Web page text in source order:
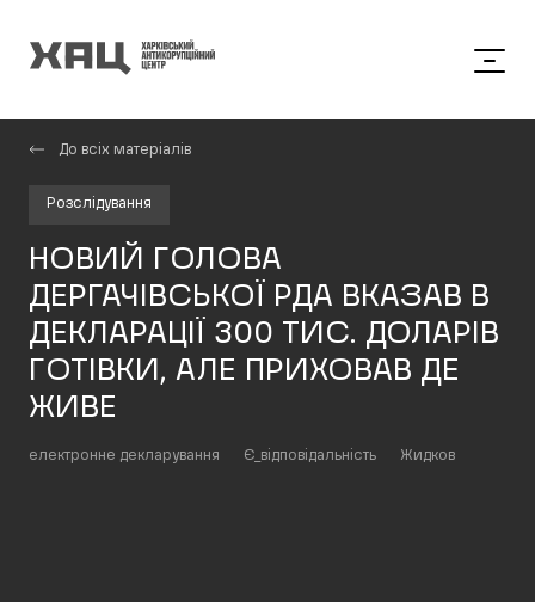
До всіх матеріалів
Розслідування
НОВИЙ ГОЛОВА
ДЕРГАЧІВСЬКОЇ РДА ВКАЗАВ В
ДЕКЛАРАЦІЇ 300 ТИС. ДОЛАРІВ
ГОТІВКИ, АЛЕ ПРИХОВАВ ДЕ
ЖИВЕ
електронне декларування Є_відповідальність Жидков